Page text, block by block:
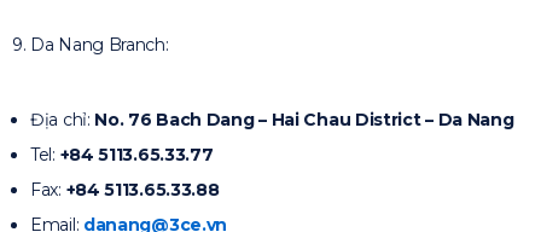
9. Da Nang Branch:
Địa chỉ: No. 76 Bach Dang – Hai Chau District – Da Nang
Tel: +84 5113.65.33.77
Fax: +84 5113.65.33.88
Email: danang@3ce.vn